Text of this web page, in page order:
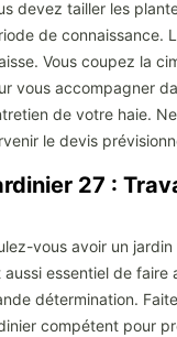
devez tailler les
de connaissance.
Vous coupez la
vous accompagner
de votre haie.
le devis
27 :
vous avoir un
aussi essentiel de
détermination.
compétent pour